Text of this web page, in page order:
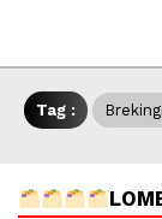
Tag :